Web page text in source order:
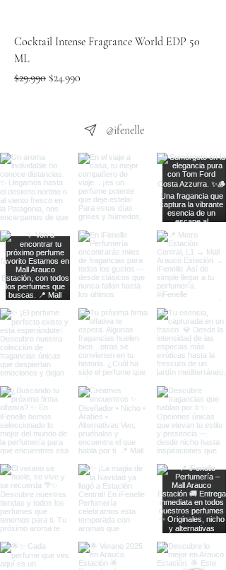
Cocktail Intense Fragrance World EDP 50
ML
Precio
$29.990 Precio de oferta
$24.990
@ifenelle